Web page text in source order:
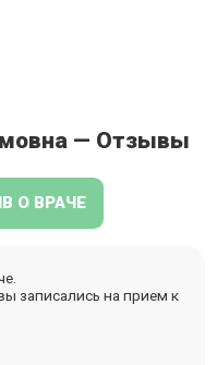
— Отзывы
О ВРАЧЕ
записались на прием к